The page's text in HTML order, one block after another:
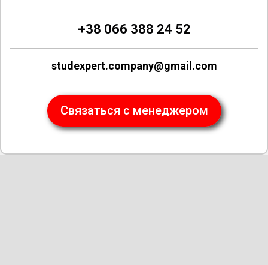
+38 066 388 24 52
studexpert.company@gmail.com
Связаться с менеджером